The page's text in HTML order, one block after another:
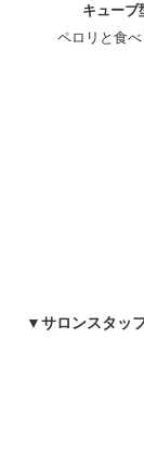
キューブ
ペロリと食
▼サロンスタッ